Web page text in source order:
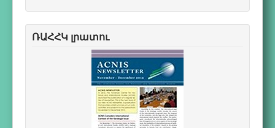
ՌԱՀՀԿ լրատու